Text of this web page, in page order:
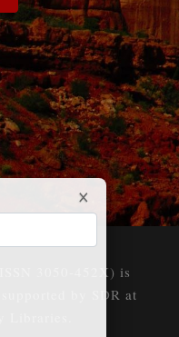
3050-452X) is
by SDR at
Libraries.